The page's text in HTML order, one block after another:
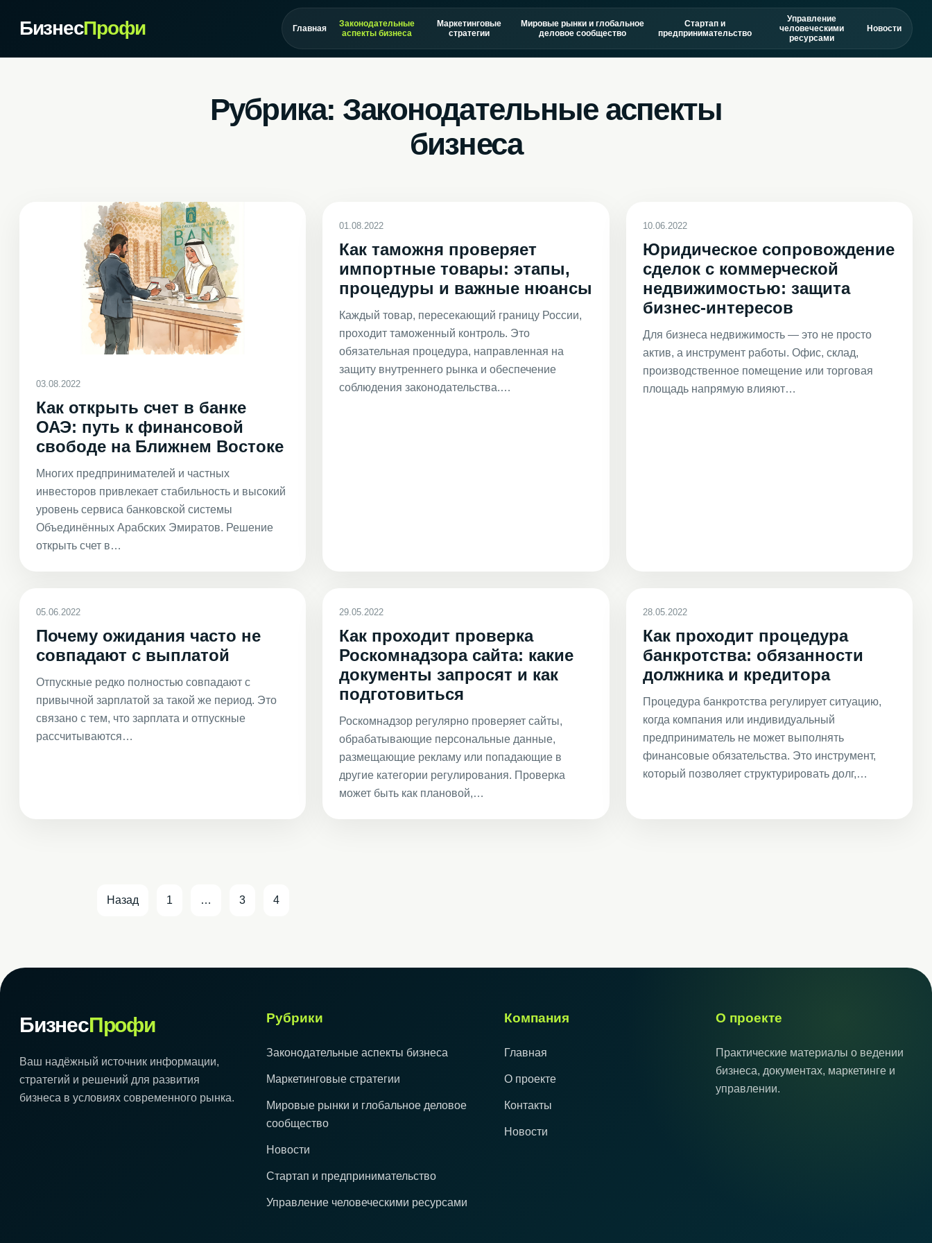
БизнесПрофи Главная
Законодательные
аспекты бизнеса
Маркетинговые
стратегии
Мировые рынки и глобальное
деловое сообщество
Стартап и
предпринимательство
Управление
человеческими
ресурсами
Новости
Рубрика: Законодательные аспекты
бизнеса
03.08.2022
Как открыть счет в банке
ОАЭ: путь к финансовой
свободе на Ближнем Востоке
Многих предпринимателей и частных
инвесторов привлекает стабильность и высокий
уровень сервиса банковской системы
Объединённых Арабских Эмиратов. Решение
открыть счет в…
01.08.2022
Как таможня проверяет
импортные товары: этапы,
процедуры и важные нюансы
Каждый товар, пересекающий границу России,
проходит таможенный контроль. Это
обязательная процедура, направленная на
защиту внутреннего рынка и обеспечение
соблюдения законодательства.…
10.06.2022
Юридическое сопровождение
сделок с коммерческой
недвижимостью: защита
бизнес-интересов
Для бизнеса недвижимость — это не просто
актив, а инструмент работы. Офис, склад,
производственное помещение или торговая
площадь напрямую влияют…
05.06.2022
Почему ожидания часто не
совпадают с выплатой
Отпускные редко полностью совпадают с
привычной зарплатой за такой же период. Это
связано с тем, что зарплата и отпускные
рассчитываются…
29.05.2022
Как проходит проверка
Роскомнадзора сайта: какие
документы запросят и как
подготовиться
Роскомнадзор регулярно проверяет сайты,
обрабатывающие персональные данные,
размещающие рекламу или попадающие в
другие категории регулирования. Проверка
может быть как плановой,…
28.05.2022
Как проходит процедура
банкротства: обязанности
должника и кредитора
Процедура банкротства регулирует ситуацию,
когда компания или индивидуальный
предприниматель не может выполнять
финансовые обязательства. Это инструмент,
который позволяет структурировать долг,…
Назад 1 … 3 4
БизнесПрофи
Ваш надёжный источник информации,
стратегий и решений для развития
бизнеса в условиях современного рынка.
Рубрики
Законодательные аспекты бизнеса
Маркетинговые стратегии
Мировые рынки и глобальное деловое
сообщество
Новости
Стартап и предпринимательство
Управление человеческими ресурсами
Компания
Главная
О проекте
Контакты
Новости
О проекте
Практические материалы о ведении
бизнеса, документах, маркетинге и
управлении.